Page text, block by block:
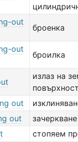
out
броенка
out
броилка
излаз на
повърхност
out
out
зачеркване
стопяем